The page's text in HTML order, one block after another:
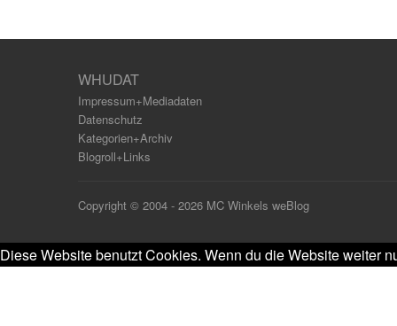
WHUDAT
Impressum+Mediadaten
Datenschutz
Kategorien+Archiv
Blogroll+Links
Copyright © 2004 - 2026 MC Winkels weBlog
Diese Website benutzt Cookies. Wenn du die Website weiter